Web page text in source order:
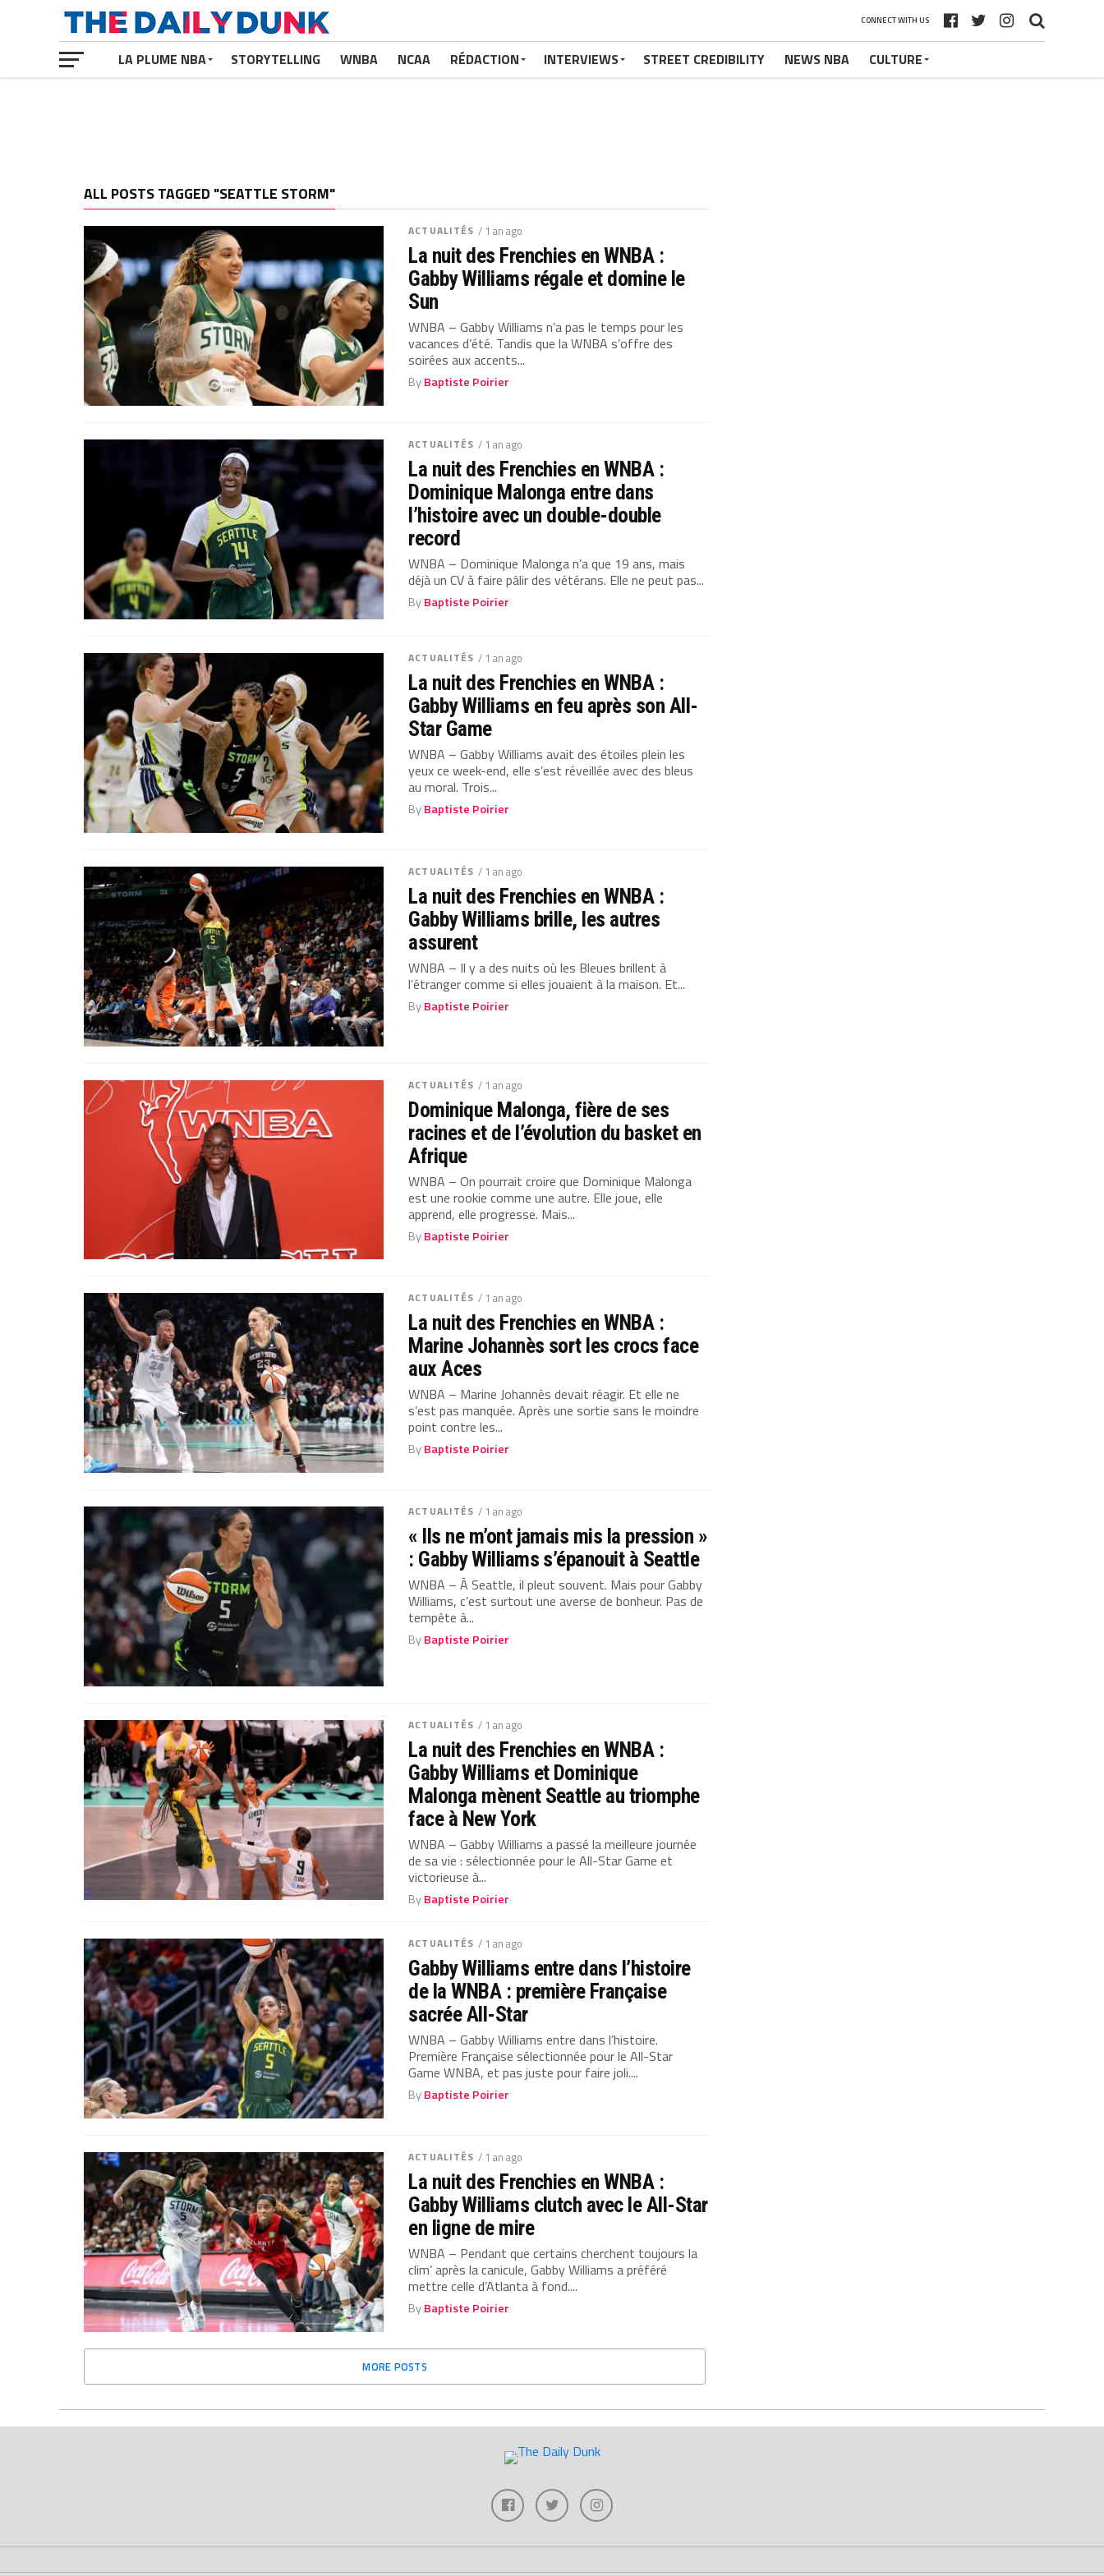
CONNECT WITH US
LA PLUME NBA STORYTELLING WNBA NCAA RÉDACTION INTERVIEWS STREET CREDIBILITY NEWS NBA CULTURE
ALL POSTS TAGGED "SEATTLE STORM"
ACTUALITÉS / 1 an ago
La nuit des Frenchies en WNBA :
Gabby Williams régale et domine le
Sun
WNBA – Gabby Williams n’a pas le temps pour les
vacances d’été. Tandis que la WNBA s’offre des
soirées aux accents...
ByBaptiste Poirier
ACTUALITÉS / 1 an ago
La nuit des Frenchies en WNBA :
Dominique Malonga entre dans
l’histoire avec un double-double
record
WNBA – Dominique Malonga n’a que 19 ans, mais
déjà un CV à faire pâlir des vétérans. Elle ne peut pas...
ByBaptiste Poirier
ACTUALITÉS / 1 an ago
La nuit des Frenchies en WNBA :
Gabby Williams en feu après son All-
Star Game
WNBA – Gabby Williams avait des étoiles plein les
yeux ce week-end, elle s’est réveillée avec des bleus
au moral. Trois...
ByBaptiste Poirier
ACTUALITÉS / 1 an ago
La nuit des Frenchies en WNBA :
Gabby Williams brille, les autres
assurent
WNBA – Il y a des nuits où les Bleues brillent à
l’étranger comme si elles jouaient à la maison. Et...
ByBaptiste Poirier
ACTUALITÉS / 1 an ago
Dominique Malonga, fière de ses
racines et de l’évolution du basket en
Afrique
WNBA – On pourrait croire que Dominique Malonga
est une rookie comme une autre. Elle joue, elle
apprend, elle progresse. Mais...
ByBaptiste Poirier
ACTUALITÉS / 1 an ago
La nuit des Frenchies en WNBA :
Marine Johannès sort les crocs face
aux Aces
WNBA – Marine Johannès devait réagir. Et elle ne
s’est pas manquée. Après une sortie sans le moindre
point contre les...
ByBaptiste Poirier
ACTUALITÉS / 1 an ago
« Ils ne m’ont jamais mis la pression »
: Gabby Williams s’épanouit à Seattle
WNBA – À Seattle, il pleut souvent. Mais pour Gabby
Williams, c’est surtout une averse de bonheur. Pas de
tempête à...
ByBaptiste Poirier
ACTUALITÉS / 1 an ago
La nuit des Frenchies en WNBA :
Gabby Williams et Dominique
Malonga mènent Seattle au triomphe
face à New York
WNBA – Gabby Williams a passé la meilleure journée
de sa vie : sélectionnée pour le All-Star Game et
victorieuse à...
ByBaptiste Poirier
ACTUALITÉS / 1 an ago
Gabby Williams entre dans l’histoire
de la WNBA : première Française
sacrée All-Star
WNBA – Gabby Williams entre dans l’histoire.
Première Française sélectionnée pour le All-Star
Game WNBA, et pas juste pour faire joli....
ByBaptiste Poirier
ACTUALITÉS / 1 an ago
La nuit des Frenchies en WNBA :
Gabby Williams clutch avec le All-Star
en ligne de mire
WNBA – Pendant que certains cherchent toujours la
clim’ après la canicule, Gabby Williams a préféré
mettre celle d’Atlanta à fond....
ByBaptiste Poirier
MORE POSTS